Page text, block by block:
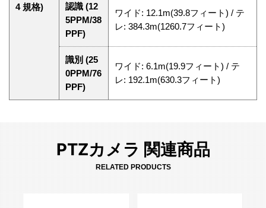
4 規格)
認識 (12
5PPM/38
PPF)
ワイド: 12.1m(39.8フィート) / テ
レ: 384.3m(1260.7フィート)
識別 (25
0PPM/76
PPF)
ワイド: 6.1m(19.9フィート) / テ
レ: 192.1m(630.3フィート)
PTZカメラ 関連商品
RELATED PRODUCTS